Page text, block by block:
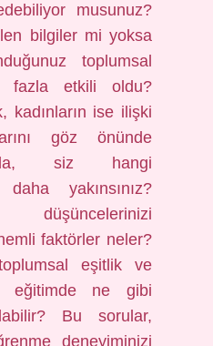
musunuz?
bilgiler mi yoksa
toplumsal
fazla etkili oldu?
kadınların ise ilişki
göz önünde
siz hangi
yakınsınız?
faktörler neler?
eşitlik ve
eğitimde ne gibi
Bu sorular,
deneyiminizi